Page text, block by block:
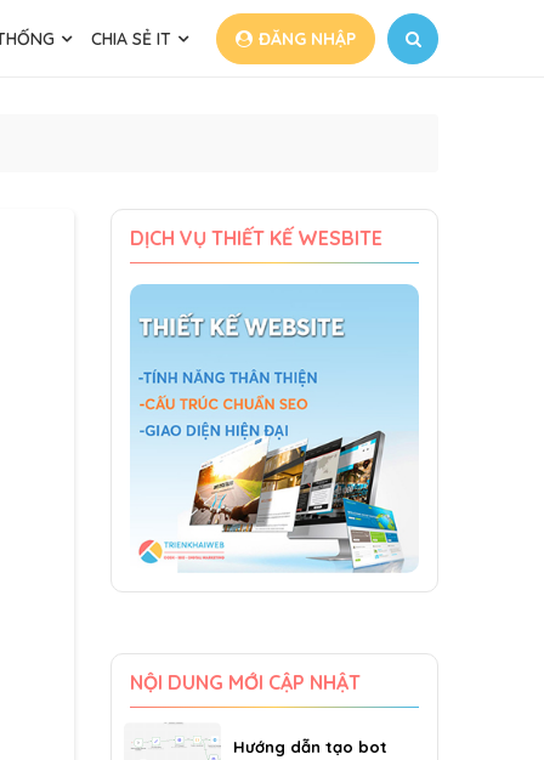
CHIA SẺ IT ĐĂNG NHẬP
DỊCH VỤ THIẾT KẾ WESBITE
NỘI DUNG MỚI CẬP NHẬT
Hướng dẫn tạo bot